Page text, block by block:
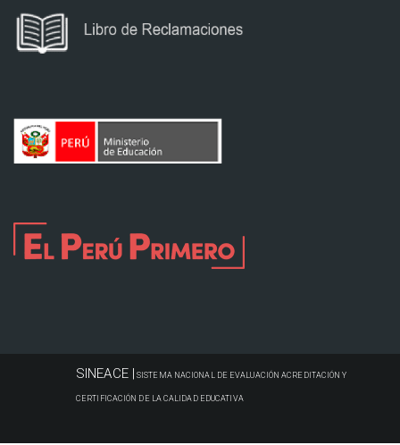
SINEACE | SISTEMA NACIONAL DE EVALUACIÓN ACREDITACIÓN Y
CERTIFICACIÓN DE LA CALIDAD EDUCATIVA